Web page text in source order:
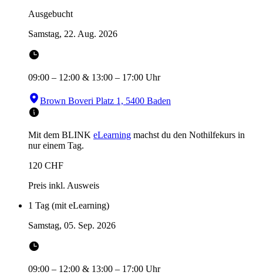
Ausgebucht
Samstag, 22. Aug. 2026
09:00 – 12:00 & 13:00 – 17:00 Uhr
Brown Boveri Platz 1, 5400 Baden
Mit dem BLINK eLearning machst du den Nothilfekurs in
nur einem Tag.
120 CHF
Preis inkl. Ausweis
1 Tag (mit eLearning)
Samstag, 05. Sep. 2026
09:00 – 12:00 & 13:00 – 17:00 Uhr